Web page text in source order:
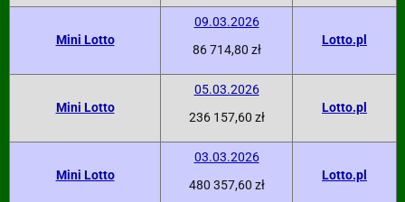
Mini Lotto
09.03.2026
86 714,80 zł
Lotto.pl
Mini Lotto
05.03.2026
236 157,60 zł
Lotto.pl
Mini Lotto
03.03.2026
480 357,60 zł
Lotto.pl